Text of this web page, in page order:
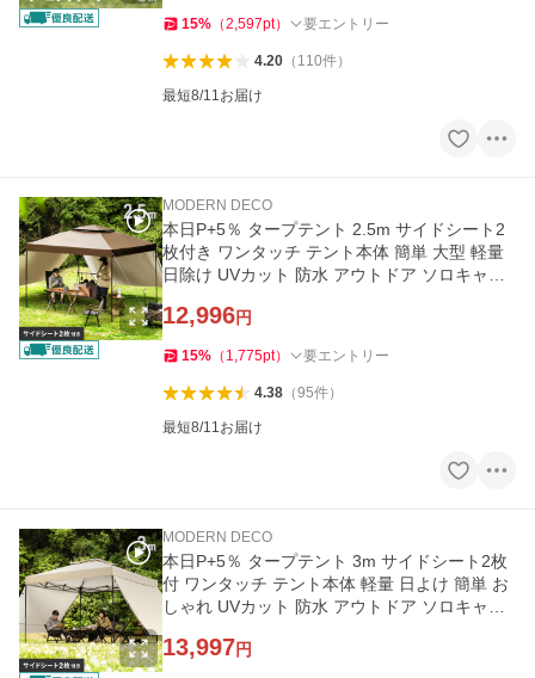
15% （2,597pt） 要エントリー
4.20（ 110件）
最短8/11お届け
MODERN DECO
本日P+5％ タープテント 2.5m サイドシート2
枚付き ワンタッチ テント本体 簡単 大型 軽量
日除け UVカット 防水 アウトドア ソロキャン
12,996円
15% （ 1,775pt） 要エントリー
4.38（95件）
最短8/11お届け
MODERN DECO
本日P+5％ タープテント 3m サイドシート2枚
付 ワンタッチ テント本体 軽量 日よけ 簡単 お
しゃれ UVカット 防水 アウトドア ソロキャン
13,997円